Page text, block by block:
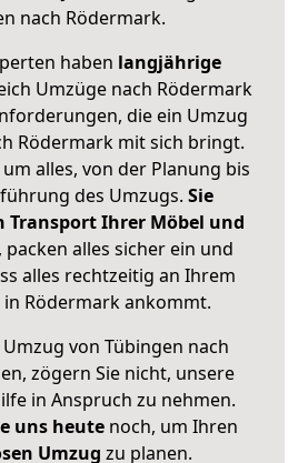
nach Rödermark.
haben langjährige
Umzüge nach Rödermark
die ein Umzug
Rödermark mit sich bringt.
alles, von der Planung bis
des Umzugs. Sie
Transport Ihrer Möbel und
, packen alles sicher ein und
alles rechtzeitig an Ihrem
Rödermark ankommt.
von Tübingen nach
zögern Sie nicht, unsere
in Anspruch zu nehmen.
uns heutenoch, um Ihren
Umzug zu planen.